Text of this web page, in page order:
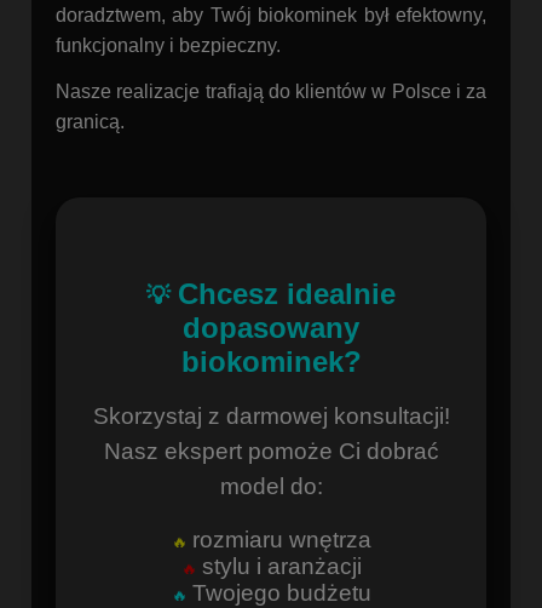
doradztwem, aby Twój biokominek był efektowny,
funkcjonalny i bezpieczny.
Nasze realizacje trafiają do klientów w Polsce i za
granicą.
💡 Chcesz idealnie
dopasowany
biokominek?
Skorzystaj z darmowej konsultacji!
Nasz ekspert pomoże Ci dobrać
model do:
🔥 rozmiaru wnętrza
🔥 stylu i aranżacji
🔥 Twojego budżetu